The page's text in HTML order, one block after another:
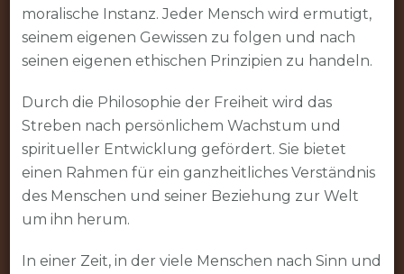
moralische Instanz. Jeder Mensch wird ermutigt,
seinem eigenen Gewissen zu folgen und nach
seinen eigenen ethischen Prinzipien zu handeln.
Durch die Philosophie der Freiheit wird das
Streben nach persönlichem Wachstum und
spiritueller Entwicklung gefördert. Sie bietet
einen Rahmen für ein ganzheitliches Verständnis
des Menschen und seiner Beziehung zur Welt
um ihn herum.
In einer Zeit, in der viele Menschen nach Sinn und